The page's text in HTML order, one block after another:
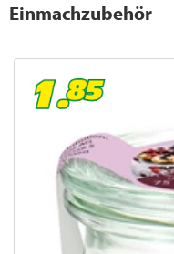
Einmachzubehör